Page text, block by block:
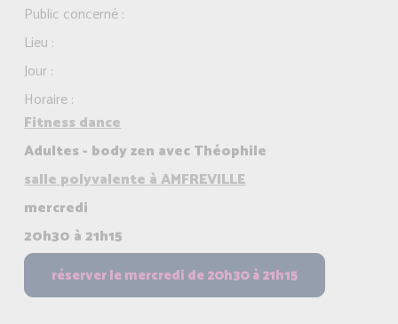
Public concerné :
Lieu :
Jour :
Horaire :
Fitness dance
Adultes - body zen avec Théophile
salle polyvalente à AMFREVILLE
mercredi
20h30 à 21h15